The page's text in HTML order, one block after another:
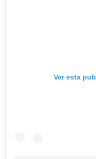
Ver esta